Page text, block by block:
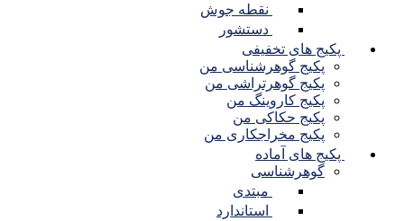
نقطه جوش
دستشور
پکیج های تخفیفی
پکیج گوهرشناسی من
پکیج گوهرتراشی من
پکیج کاروینگ من
پکیج حکاکی من
پکیج مخراجکاری من
پکیج های آماده
گوهرشناسی
مبتدی
استاندارد